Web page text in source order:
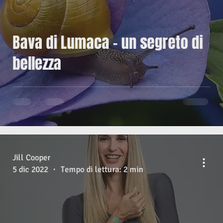
Bava di Lumaca - un segreto di
bellezza
Jill Cooper
5 dic 2022
Tempo di lettura: 2 min